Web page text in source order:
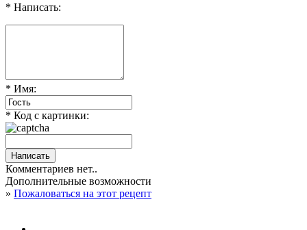
* Написать:
* Имя:
* Код с картинки:
Комментариев нет..
Дополнительные возможности
» Пожаловаться на этот рецепт